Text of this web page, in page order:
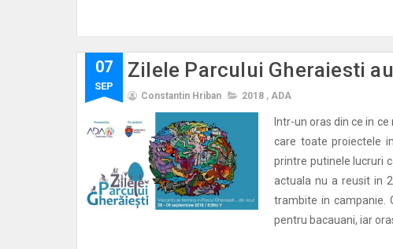
07
SEP
Zilele Parcului Gheraiesti
Constantin Hriban 2018 , ADA
Intr-un oras din ce in
care toate proiectele
printre putinele lucruri
actuala nu a reusit in
trambite in campanie.
pentru bacauani, iar